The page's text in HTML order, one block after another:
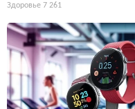
Здоровье 7 261